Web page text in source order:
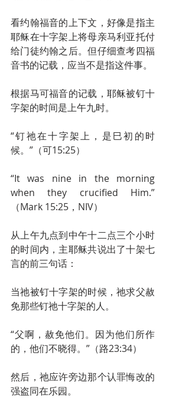
看约翰福音的上下文，好像是指主
耶稣在十字架上将母亲马利亚托付
给门徒约翰之后。但仔细查考四福
音书的记载，应当不是指这件事。
根据马可福音的记载，耶稣被钉十
字架的时间是上午九时。
“钉祂在十字架上，是巳初的时
候。”（可15:25）
“It was nine in the morning
when they crucified Him.”
（Mark 15:25，NIV）
从上午九点到中午十二点三个小时
的时间内，主耶稣共说出了十架七
言的前三句话：
当祂被钉十字架的时候，祂求父赦
免那些钉祂十字架的人。
“父啊，赦免他们。因为他们所作
的，他们不晓得。”（路23:34）
然后，祂应许旁边那个认罪悔改的
强盗同在乐园。